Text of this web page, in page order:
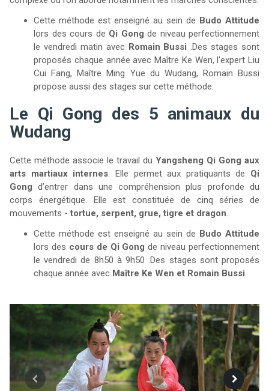
Cette méthode est enseigné au sein de Budo Attitude
lors des cours de Qi Gong de niveau perfectionnement
le vendredi matin avec Romain Bussi .Des stages sont
proposés chaque année avec Maître Ke Wen, l'expert Liu
Cui Fang, Maître Ming Yue du Wudang, Romain Bussi
propose aussi des stages sur cette méthode.
Le Qi Gong des 5 animaux du
Wudang
Cette méthode associe le travail du Yangsheng Qi Gong aux
arts martiaux internes . Elle permet aux pratiquants de Qi
Gongd’entrer dans une compréhension plus profonde du
corps énergétique. Elle est constituée de cinq séries de
mouvements - tortue, serpent, grue, tigre et dragon
Cette méthode est enseigné au sein de Budo Attitude
lors des cours de Qi Gong de niveau perfectionnement
le vendredi de 8h50 à 9h50 .Des stages sont proposés
chaque année avec Maître Ke Wen et Romain Bussi